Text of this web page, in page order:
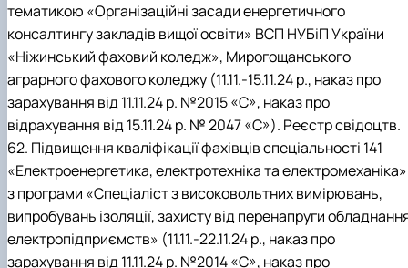
тематикою «Організаційні засади енергетичного
консалтингу закладів вищої освіти» ВСП НУБіП України
«Ніжинський фаховий коледж», Мирогощанського
аграрного фахового коледжу (11.11.-15.11.24 р., наказ про
зарахування від 11.11.24 р. №2015 «С», наказ про
відрахування від 15.11.24 р. № 2047 «С»). Реєстр свідоцтв.
62. Підвищення кваліфікації фахівців спеціальності 141
«Електроенергетика, електротехніка та електромеханіка»
з програми «Спеціаліст з високовольтних вимірювань,
випробувань ізоляції, захисту від перенапруги
електропідприємств» (11.11.-22.11.24 р., наказ про
зарахування від 11.11.24 р. №2014 «С», наказ про